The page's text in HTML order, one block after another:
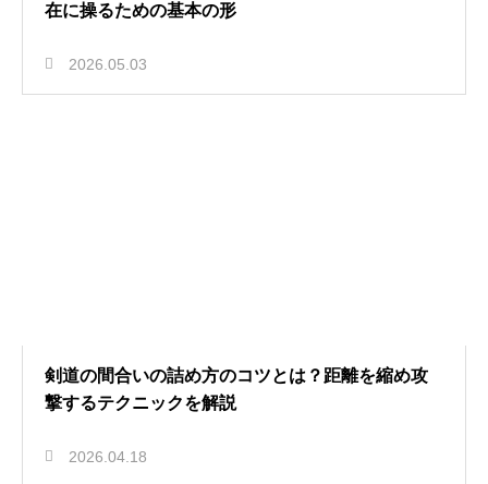
在に操るための基本の形
2026.05.03
剣道の間合いの詰め方のコツとは？距離を縮め攻
撃するテクニックを解説
2026.04.18